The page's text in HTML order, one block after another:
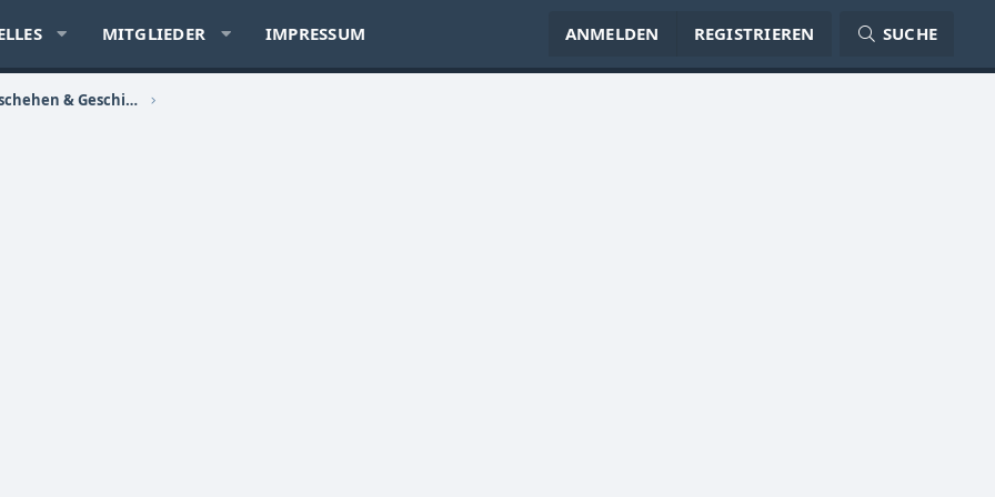
MITGLIEDER IMPRESSUM ANMELDEN REGISTRIEREN SUCHE
Politik, Sozialkritik, Zeitgeschehen & Geschichte